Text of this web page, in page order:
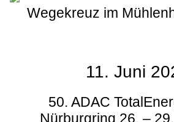
Wegekreuz im
11. Juni
50. ADAC
Nürburgring 26. –